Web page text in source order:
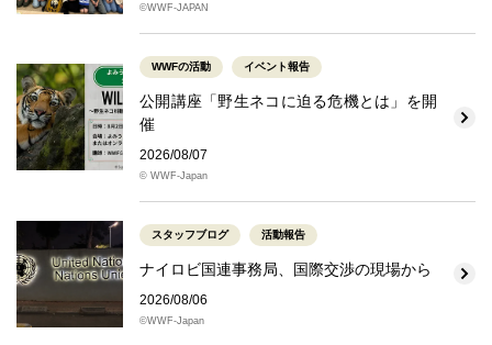
©WWF-JAPAN
WWFの活動 イベント報告
公開講座「野生ネコに迫る危機とは」を開
催
2026/08/07
© WWF-Japan
スタッフブログ 活動報告
ナイロビ国連事務局、国際交渉の現場から
2026/08/06
©WWF-Japan